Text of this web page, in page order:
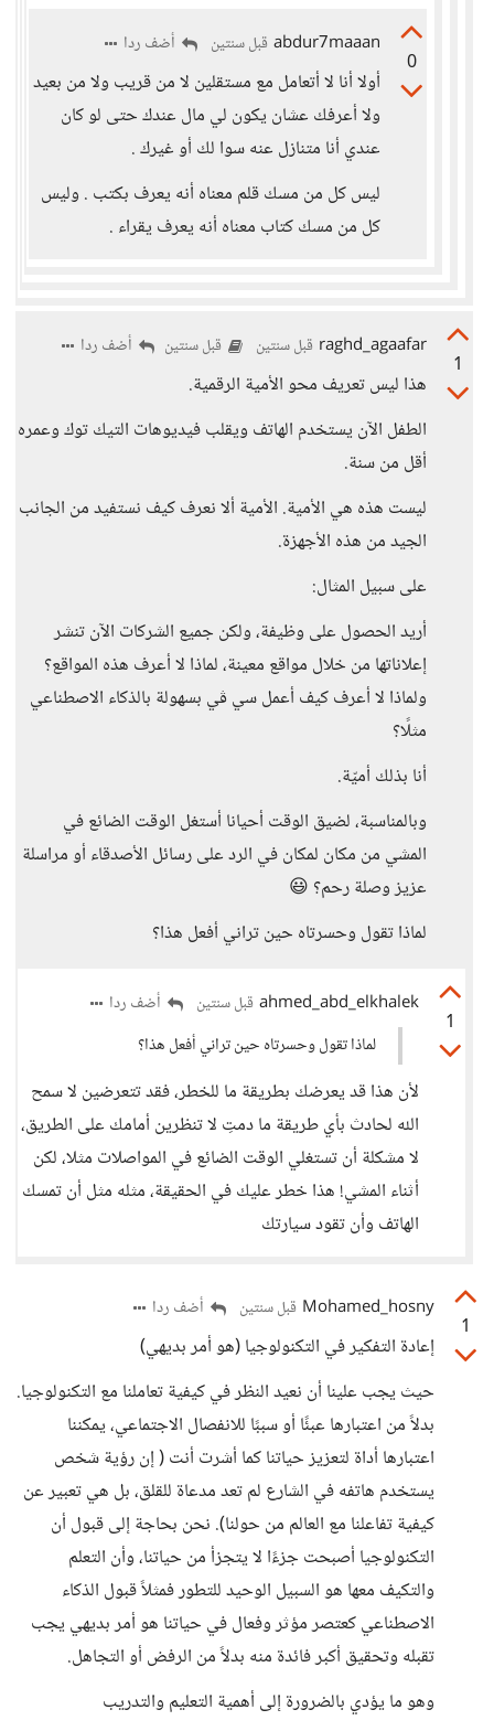
0
abdur7maaan قبل سنتين أضف ردا
أولا أنا لا أتعامل مع مستقلين لا من قريب ولا من بعيد
ولا أعرفك عشان يكون لي مال عندك حتى لو كان
عندي أنا متنازل عنه سوا لك أو غيرك .
ليس كل من مسك قلم معناه أنه يعرف بكتب . وليس
كل من مسك كتاب معناه أنه يعرف يقراء .
1
raghd_agaafar قبل سنتين قبل سنتين أضف ردا
هذا ليس تعريف محو الأمية الرقمية.
الطفل الآن يستخدم الهاتف ويقلب فيديوهات التيك توك وعمره
أقل من سنة.
ليست هذه هي الأمية. الأمية ألا نعرف كيف نستفيد من الجانب
الجيد من هذه الأجهزة.
على سبيل المثال:
أريد الحصول على وظيفة، ولكن جميع الشركات الآن تنشر
إعلاناتها من خلال مواقع معينة، لماذا لا أعرف هذه المواقع؟
ولماذا لا أعرف كيف أعمل سي ڤي بسهولة بالذكاء الاصطناعي
مثلًا؟
أنا بذلك أميّة.
وبالمناسبة، لضيق الوقت أحيانا أستغل الوقت الضائع في
المشي من مكان لمكان في الرد على رسائل الأصدقاء أو مراسلة
عزيز وصلة رحم؟ 😃
لماذا تقول وحسرتاه حين تراني أفعل هذا؟
1
ahmed_abd_elkhalek قبل سنتين
أضف ردا
لماذا تقول وحسرتاه حين تراني أفعل هذا؟
لأن هذا قد يعرضك بطريقة ما للخطر، فقد تتعرضين لا سمح
الله لحادث بأي طريقة ما دمتِ لا تنظرين أمامك على الطريق،
لا مشكلة أن تستغلي الوقت الضائع في المواصلات مثلا، لكن
أثناء المشي! هذا خطر عليك في الحقيقة، مثله مثل أن تمسك
الهاتف وأن تقود سيارتك
1
Mohamed_hosny قبل سنتين أضف ردا
إعادة التفكير في التكنولوجيا (هو أمر بديهي)
حيث يجب علينا أن نعيد النظر في كيفية تعاملنا مع التكنولوجيا.
بدلاً من اعتبارها عبئًا أو سببًا للانفصال الاجتماعي، يمكننا
اعتبارها أداة لتعزيز حياتنا كما أشرت أنت ( إن رؤية شخص
يستخدم هاتفه في الشارع لم تعد مدعاة للقلق، بل هي تعبير عن
كيفية تفاعلنا مع العالم من حولنا). نحن بحاجة إلى قبول أن
التكنولوجيا أصبحت جزءًا لا يتجزأ من حياتنا، وأن التعلم
والتكيف معها هو السبيل الوحيد للتطور فمثلاً قبول الذكاء
الاصطناعي كعتصر مؤثر وفعال في حياتنا هو أمر بديهي يجب
تقبله وتحقيق أكبر فائدة منه بدلاً من الرفض أو التجاهل.
وهو ما يؤدي بالضرورة إلى أهمية التعليم والتدريب